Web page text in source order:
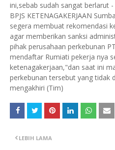
ini,sebab sudah sangat berlarut
BPJS KETENAGAKERJAAN
segera membuat rekomendasi
agar memberikan sanksi
pihak perusahaan perkebunan
mendaftar Rumiati pekerja nya
ketenagakerjaan,"dan saat ini
perkebunan tersebut yang tidak
mengakhiri (Tim)
LEBIH LAMA